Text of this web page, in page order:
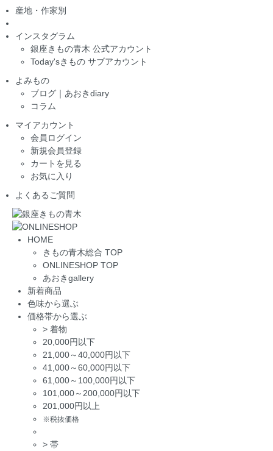
産地・作家別
インスタグラム
銀座きもの青木 公式アカウント
Today'sきもの サブアカウント
よみもの
ブログ｜あおきdiary
コラム
マイアカウント
会員ログイン
新規会員登録
カートを見る
お気に入り
よくあるご質問
HOME
きもの青木総合 TOP
ONLINESHOP TOP
あおきgallery
新着商品
色味から選ぶ
価格帯から選ぶ
> 着物
20,000円以下
21,000～40,000円以下
41,000～60,000円以下
61,000～100,000円以下
101,000～200,000円以下
201,000円以上
※税抜価格
> 帯